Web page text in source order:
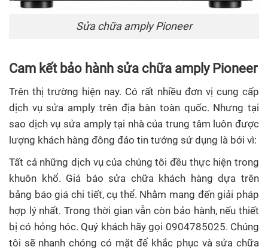
Sửa chữa amply Pioneer
Cam kết bảo hành sửa chữa amply Pioneer
Trên thị trường hiện nay. Có rất nhiều đơn vị cung cấp
dịch vụ sửa amply trên địa bàn toàn quốc. Nhưng tại
sao dịch vụ sửa amply tại nhà của trung tâm luôn được
lượng khách hàng đông đảo tin tưởng sử dụng là bởi vì:
Tất cả những dịch vụ của chúng tôi đều thực hiện trong
khuôn khổ. Giá báo sửa chữa khách hàng dựa trên
bảng báo giá chi tiết, cụ thể. Nhằm mang đến giải pháp
hợp lý nhất. Trong thời gian vẫn còn bảo hành, nếu thiết
bị có hỏng hóc. Quý khách hãy gọi 0904785025. Chúng
tôi sẽ nhanh chóng có mặt để khắc phục và sửa chữa